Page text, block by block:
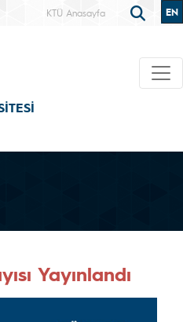
KTÜ Anasayfa EN
Yayınlandı